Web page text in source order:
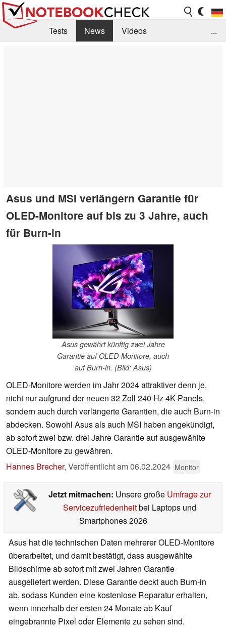
Tests News
Videos
...
Asus und MSI verlängern Garantie für
OLED-Monitore auf bis zu 3 Jahre, auch
für Burn-in
Asus gewährt künftig zwei Jahre
Garantie auf OLED-Monitore, auch
auf Burn-in. (Bild: Asus)
OLED-Monitore werden im Jahr 2024 attraktiver denn je,
nicht nur aufgrund der neuen 32 Zoll 240 Hz 4K-Panels,
sondern auch durch verlängerte Garantien, die auch Burn-in
abdecken. Sowohl Asus als auch MSI haben angekündigt,
ab sofort zwei bzw. drei Jahre Garantie auf ausgewählte
OLED-Monitore zu gewähren.
Hannes Brecher, Veröffentlicht am06.02.2024 Monitor
Jetzt mitmachen: Unsere große Umfrage zur
Servicezufriedenheitbei Laptops und
Smartphones 2026
Asus hat die technischen Daten mehrerer OLED-Monitore
überarbeitet, und damit bestätigt, dass ausgewählte
Bildschirme ab sofort mit zwei Jahren Garantie
ausgeliefert werden. Diese Garantie deckt auch Burn-in
ab, sodass Kunden eine kostenlose Reparatur erhalten,
wenn innerhalb der ersten 24 Monate ab Kauf
eingebrannte Pixel oder Elemente zu sehen sind.